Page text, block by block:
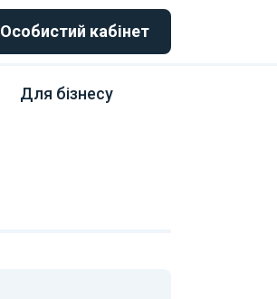
Особистий кабінет
Для бізнесу